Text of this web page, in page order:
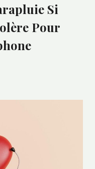
Si
Pour